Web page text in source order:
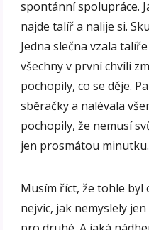
spontánní spolupráce.
najde talíř a nalije si.
Jedna slečna vzala
všechny v první chvíli
pochopily, co se děje.
sběračky a nalévala
pochopily, že nemusí
jen prosmátou minutku.
Musím říct, že tohle byl
nejvíc, jak nemyslely